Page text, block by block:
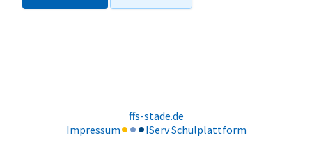
ffs-stade.de
Impressum
IServ Schulplattform